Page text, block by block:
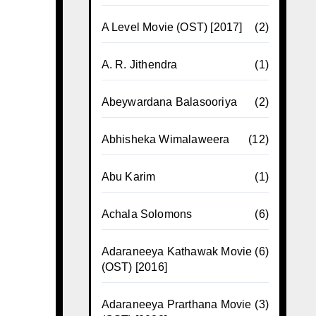
A Level Movie (OST) [2017] (2)
A. R. Jithendra (1)
Abeywardana Balasooriya (2)
Abhisheka Wimalaweera (12)
Abu Karim (1)
Achala Solomons (6)
Adaraneeya Kathawak Movie
(OST) [2016]
(6)
Adaraneeya Prarthana Movie (3)